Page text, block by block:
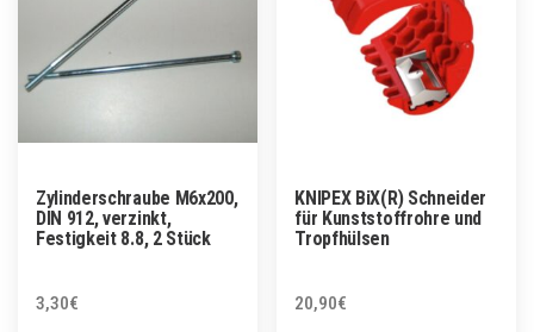
Zylinderschraube M6x200,
DIN 912, verzinkt,
Festigkeit 8.8, 2 Stück
3,30€
KNIPEX BiX(R) Schneider
für Kunststoffrohre und
Tropfhülsen
20,90€